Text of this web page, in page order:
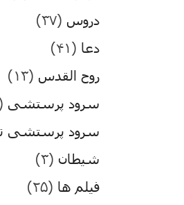
دروس (۳۷)
دعا (۴۱)
روح القدس (۱۳)
سرود پرستشی
سرود پرستشی
شیطان (۳)
فیلم ها (۲۵)